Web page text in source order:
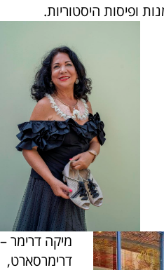
ופיסות היסטוריות.
מיקה דרימר –
דרימרסארט,